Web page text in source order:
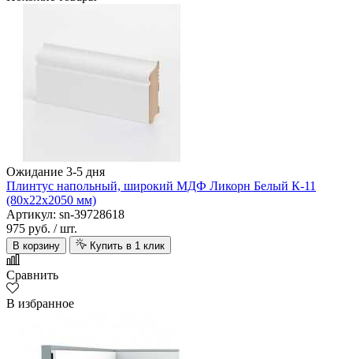
Ожидание 3-5 дня
Плинтус напольный, широкий МДФ Ликорн Белый К-11
(80х22х2050 мм)
Артикул: sn-39728618
975 руб. / шт.
В корзину Купить в 1 клик
Сравнить
В избранное